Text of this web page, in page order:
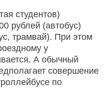
студентов)
рублей (автобус)
трамвай). При этом
у
А обычный
совершение
по